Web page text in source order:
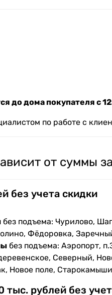
до дома покупателя с
по работе с
от суммы
без учета скидки
без подъема: Чурилово,
Фёдоровка,
без подъема: Аэропорт,
Северный,
Новое поле,
тыс. рублей без